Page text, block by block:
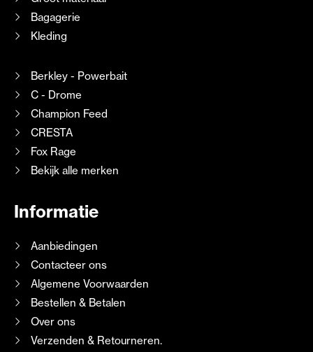
Bagagerie
Kleding
Berkley - Powerbait
C - Drome
Champion Feed
CRESTA
Fox Rage
Bekijk alle merken
Informatie
Aanbiedingen
Contacteer ons
Algemene Voorwaarden
Bestellen & Betalen
Over ons
Verzenden & Retourneren.